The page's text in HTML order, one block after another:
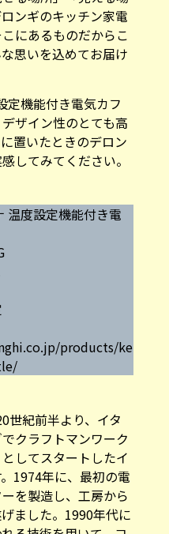
ンギのキッチン家電
にあるものだからこ
思いを込めてお届け
定機能付き電気カフ
ザイン性のとても高
置いたときのデロン
してみてください。
温度設定機能付き電
products/ke
世紀前半より、イタ
クラフトマンワーク
してスタートしたイ
1974年に、最初の電
を製造し、工房から
ました。1990年代に